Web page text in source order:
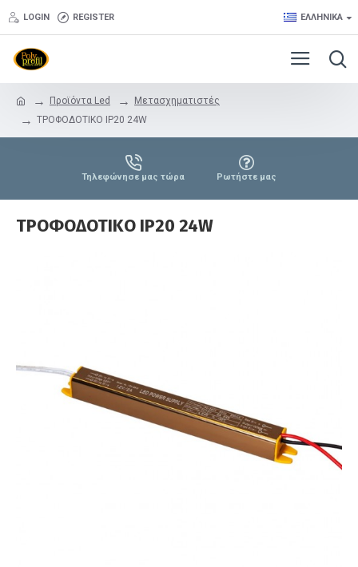
LOGIN REGISTER ΕΛΛΗΝΙΚΆ
Προϊόντα Led
Μετασχηματιστές
ΤΡΟΦΟΔΟΤΙΚΟ IP20 24W
Τηλεφώνησε μας τώρα Ρωτήστε μας
ΤΡΟΦΟΔΟΤΙΚΟ IP20 24W